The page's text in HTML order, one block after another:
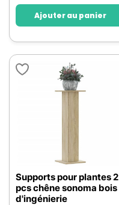
Ajouter au panier
Supports pour plantes 2
pcs chêne sonoma bois
d'ingénierie